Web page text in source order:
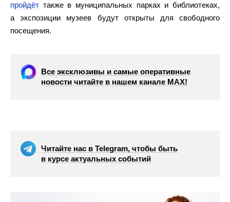
пройдёт также в муниципальных парках и библиотеках,
а экспозиции музеев будут открыты для свободного
посещения.
Все эксклюзивы и самые оперативные
новости читайте в нашем канале МАХ!
Читайте нас в Telegram, чтобы быть
в курсе актуальных событий